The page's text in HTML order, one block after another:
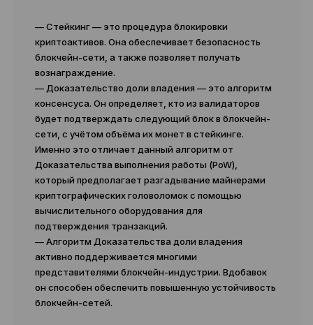
— Стейкинг — это процедура блокировки
криптоактивов. Она обеспечивает безопасность
блокчейн-сети, а также позволяет получать
вознаграждение.
— Доказательство доли владения — это алгоритм
консенсуса. Он определяет, кто из валидаторов
будет подтверждать следующий блок в блокчейн-
сети, с учётом объёма их монет в стейкинге.
Именно это отличает данный алгоритм от
Доказательства выполнения работы (PoW),
который предполагает разгадывание майнерами
криптографических головоломок с помощью
вычислительного оборудования для
подтверждения транзакций.
— Алгоритм Доказательства доли владения
активно поддерживается многими
представителями блокчейн-индустрии. Вдобавок
он способен обеспечить повышенную устойчивость
блокчейн-сетей.